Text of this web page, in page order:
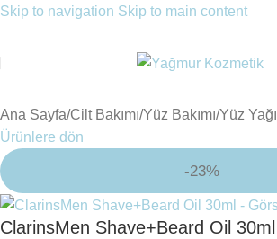
Skip to navigation Skip to main content
Ana Sayfa/Cilt Bakımı/Yüz Bakımı/Yüz Yağı
Ürünlere dön
-23%
ClarinsMen Shave+Beard Oil 30ml